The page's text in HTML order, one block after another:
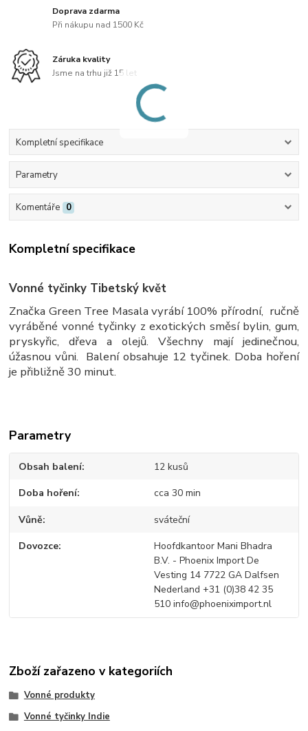
Doprava zdarma
Při nákupu nad 1500 Kč
Záruka kvality
Jsme na trhu již 15 let
Kompletní specifikace
Parametry
Komentáře 0
Kompletní specifikace
Vonné tyčinky Tibetský květ
Značka Green Tree Masala vyrábí 100% přírodní, ručně
vyráběné vonné tyčinky z exotických směsí bylin, gum,
pryskyřic, dřeva a olejů. Všechny mají jedinečnou,
úžasnou vůni. Balení obsahuje 12 tyčinek. Doba hoření
je přibližně 30 minut.
Parametry
Obsah balení 12 kusů
Doba hoření cca 30 min
Vůně sváteční
Dovozce
Hoofdkantoor Mani Bhadra
B.V. - Phoenix Import De
Vesting 14 7722 GA Dalfsen
Nederland +31 (0)38 42 35
510 info@phoeniximport.nl
Zboží zařazeno v kategoriích
Vonné produkty
Vonné tyčinky Indie